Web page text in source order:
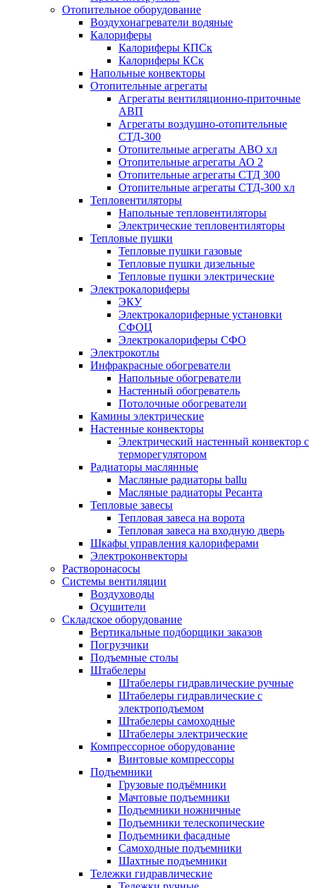
Отопительное оборудование
Воздухонагреватели водяные
Калориферы
Калориферы КПСк
Калориферы КСк
Напольные конвекторы
Отопительные агрегаты
Агрегаты вентиляционно-приточные
АВП
Агрегаты воздушно-отопительные
СТД-300
Отопительные агрегаты АВО хл
Отопительные агрегаты АО 2
Отопительные агрегаты СТД 300
Отопительные агрегаты СТД-300 хл
Тепловентиляторы
Напольные тепловентиляторы
Электрические тепловентиляторы
Тепловые пушки
Тепловые пушки газовые
Тепловые пушки дизельные
Тепловые пушки электрические
Электрокалориферы
ЭКУ
Электрокалориферные установки
СФОЦ
Электрокалориферы СФО
Электрокотлы
Инфракрасные обогреватели
Напольные обогреватели
Настенный обогреватель
Потолочные обогреватели
Камины электрические
Настенные конвекторы
Электрический настенный конвектор с
терморегулятором
Радиаторы маслянные
Масляные радиаторы ballu
Масляные радиаторы Ресанта
Тепловые завесы
Тепловая завеса на ворота
Тепловая завеса на входную дверь
Шкафы управления калориферами
Электроконвекторы
Растворонасосы
Системы вентиляции
Воздуховоды
Осушители
Складское оборудование
Вертикальные подборщики заказов
Погрузчики
Подъемные столы
Штабелеры
Штабелеры гидравлические ручные
Штабелеры гидравлические с
электроподъемом
Штабелеры самоходные
Штабелеры электрические
Компрессорное оборудование
Винтовые компрессоры
Подъемники
Грузовые подъёмники
Мачтовые подъемники
Подъемники ножничные
Подъемники телескопические
Подъемники фасадные
Самоходные подъемники
Шахтные подъемники
Тележки гидравлические